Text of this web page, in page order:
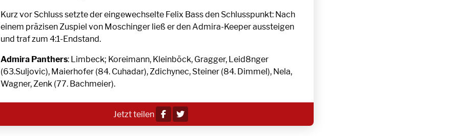
Kurz vor Schluss setzte der eingewechselte Felix Bass den Schlusspunkt: Nach
einem präzisen Zuspiel von Moschinger ließ er den Admira-Keeper aussteigen
und traf zum 4:1-Endstand.
Admira Panthers: Limbeck; Koreimann, Kleinböck, Gragger, Leid8nger
(63.Suljovic), Maierhofer (84. Cuhadar), Zdichynec, Steiner (84. Dimmel), Nela,
Wagner, Zenk (77. Bachmeier).
Jetzt teilen